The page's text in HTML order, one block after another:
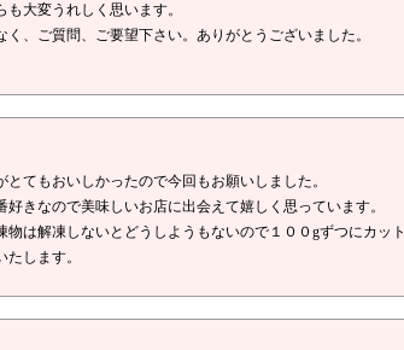
大変うれしく思います。
、ご質問、ご要望下さい。ありがとうございました。
てもおいしかったので今回もお願いしました。
きなので美味しいお店に出会えて嬉しく思っています。
物は解凍しないとどうしようもないので１００gずつにカッ
します。